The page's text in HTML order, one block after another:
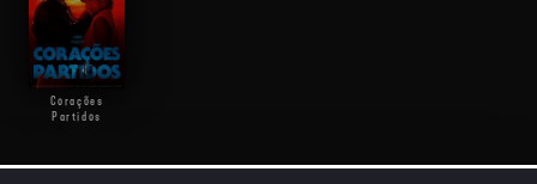
Corações
Partidos